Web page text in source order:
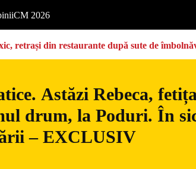
CM 2026
retrași din restaurante după sute de
Astăzi Rebeca,
drum, la Poduri. În
– EXCLUSIV